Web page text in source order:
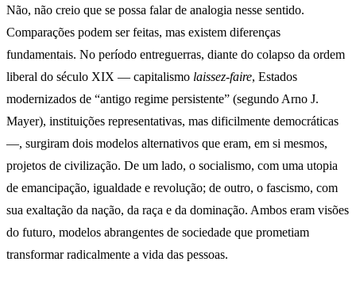
Não, não creio que se possa falar de analogia nesse sentido.
Comparações podem ser feitas, mas existem diferenças
fundamentais. No período entreguerras, diante do colapso da ordem
liberal do século XIX — capitalismo laissez-faire, Estados
modernizados de “antigo regime persistente” (segundo Arno J.
Mayer), instituições representativas, mas dificilmente democráticas
—, surgiram dois modelos alternativos que eram, em si mesmos,
projetos de civilização. De um lado, o socialismo, com uma utopia
de emancipação, igualdade e revolução; de outro, o fascismo, com
sua exaltação da nação, da raça e da dominação. Ambos eram visões
do futuro, modelos abrangentes de sociedade que prometiam
transformar radicalmente a vida das pessoas.